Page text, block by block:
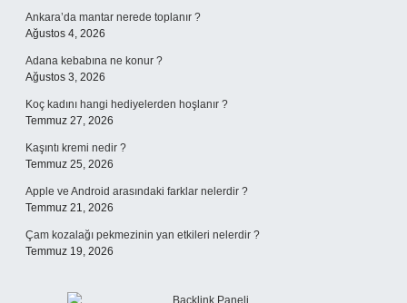
Ankara’da mantar nerede toplanır ?
Ağustos 4, 2026
Adana kebabına ne konur ?
Ağustos 3, 2026
Koç kadını hangi hediyelerden hoşlanır ?
Temmuz 27, 2026
Kaşıntı kremi nedir ?
Temmuz 25, 2026
Apple ve Android arasındaki farklar nelerdir ?
Temmuz 21, 2026
Çam kozalağı pekmezinin yan etkileri nelerdir ?
Temmuz 19, 2026